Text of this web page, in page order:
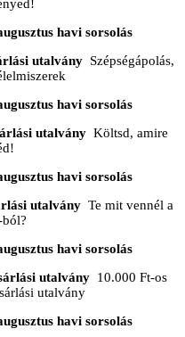
havi sorsolás
utalványSzépségápolás,
havi sorsolás
utalvány Költsd, amire
havi sorsolás
utalvány Te mit vennél a
havi sorsolás
utalvány10.000 Ft-os
utalvány
havi sorsolás